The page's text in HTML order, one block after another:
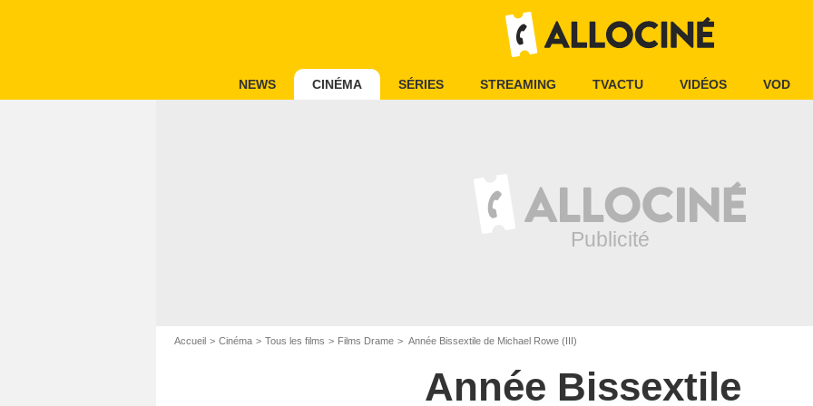
NEWS CINÉMA SÉRIES STREAMING TVACTU VIDÉOS VOD
Accueil Cinéma Tous les films Films Drame Année Bissextile de Michael Rowe (III)
Année Bissextile